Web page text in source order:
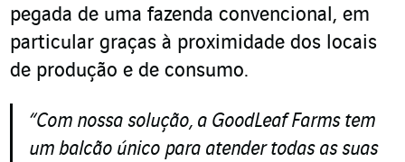
pegada de uma fazenda convencional, em
particular graças à proximidade dos locais
de produção e de consumo.
“Com nossa solução, a GoodLeaf Farms tem
um balcão único para atender todas as suas